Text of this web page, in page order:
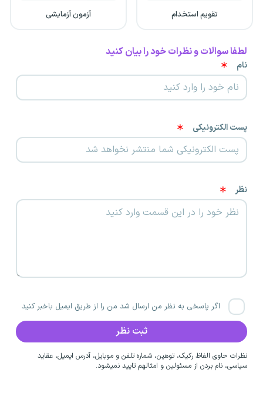
تقویم استخدام آزمون آزمایشی
لطفا سوالات و نظرات خود را بیان کنید
نام
پست الکترونیکی
نظر
اگر پاسخی به نظر من ارسال شد من را از طریق ایمیل باخبر کنید
نظرات حاوی الفاظ رکیک، توهین، شماره تلفن و موبایل، آدرس ایمیل، عقاید
سیاسی، نام بردن از مسئولین و امثالهم تایید نمیشود.